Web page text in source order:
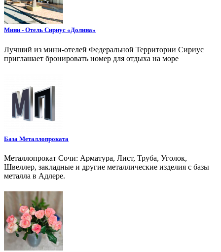
Мини - Отель Сириус «Долина»
Лучший из мини-отелей Федеральной Территории Сириус
приглашает бронировать номер для отдыха на море
База Металлопроката
Металлопрокат Сочи: Арматура, Лист, Труба, Уголок,
Швеллер, закладные и другие металлические изделия с базы
металла в Адлере.